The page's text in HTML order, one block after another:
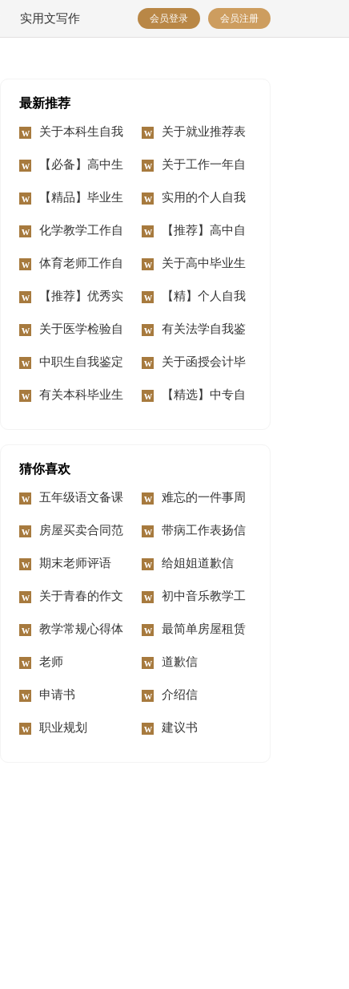
实用文写作 会员登录 会员注册
最新推荐
关于本科生自我
鉴定3篇
关于就业推荐表
自我鉴定三篇
【必备】高中生
自我鉴定三篇
关于工作一年自
我鉴定集锦七篇
【精品】毕业生
自我鉴定模板集锦七
篇
实用的个人自我
鉴定4篇
化学教学工作自
我鉴定
【推荐】高中自
我鉴定三篇
体育老师工作自
我鉴定
关于高中毕业生
的自我鉴定集合五篇
【推荐】优秀实
习生自我鉴定三篇
【精】个人自我
鉴定11篇
关于医学检验自
我鉴定4篇
有关法学自我鉴
定四篇
中职生自我鉴定
3篇
关于函授会计毕
业生自我鉴定三篇
有关本科毕业生 【精选】中专自
猜你喜欢
五年级语文备课
组工作总结
难忘的一件事周
记
房屋买卖合同范
本(15篇)
带病工作表扬信
期末老师评语 给姐姐道歉信
关于青春的作文
【推荐】
初中音乐教学工
作总结15篇
教学常规心得体
会
最简单房屋租赁
合同
老师 道歉信
申请书 介绍信
职业规划 建议书